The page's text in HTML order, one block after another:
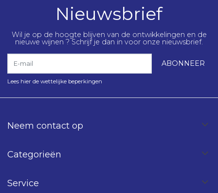
Nieuwsbrief
Wil je op de hoogte blijven van de ontwikkelingen en de
nieuwe wijnen ? Schrijf je dan in voor onze nieuwsbrief.
ABONNEER
Lees hier de wettelijke beperkingen
Neem contact op
Categorieën
Service